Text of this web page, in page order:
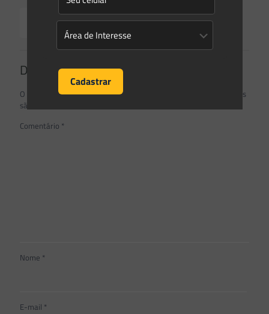
Read more
Deixe um comentário
O seu endereço de e-mail não será publicado.
Campos obrigatórios
são marcados com
Comentário *
Nome *
E-mail *